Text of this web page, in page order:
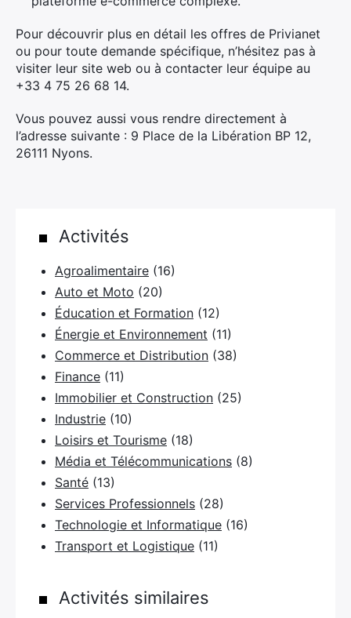
Pour découvrir plus en détail les offres de Privianet
ou pour toute demande spécifique, n’hésitez pas à
visiter leur site web ou à contacter leur équipe au
+33 4 75 26 68 14.
Vous pouvez aussi vous rendre directement à
l’adresse suivante : 9 Place de la Libération BP 12,
26111 Nyons.
Activités
Agroalimentaire (16)
Auto et Moto (20)
Éducation et Formation (12)
Énergie et Environnement (11)
Commerce et Distribution (38)
Finance (11)
Immobilier et Construction (25)
Industrie (10)
Loisirs et Tourisme (18)
Média et Télécommunications (8)
Santé (13)
Services Professionnels (28)
Technologie et Informatique (16)
Transport et Logistique (11)
Activités similaires
Rechercher
: